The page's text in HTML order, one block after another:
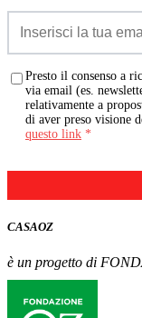
Presto il consenso a
via email (es.
relativamente a
di aver preso visione
questo link *
CASAOZ
è un progetto di